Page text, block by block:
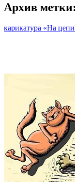
Архив метки:
карикатура «На